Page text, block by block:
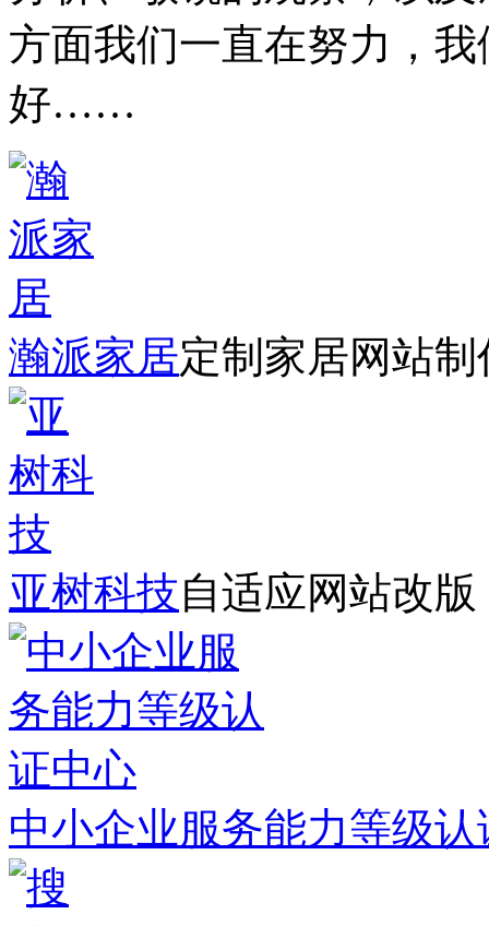
方面我们一直在努力，
好……
瀚派家居定制家居网站制
亚树科技自适应网站改版
中小企业服务能力等级认